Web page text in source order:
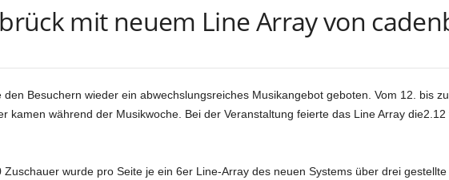
mit neuem Line Array von
Besuchern wieder ein abwechslungsreiches Musikangebot geboten. Vom 12. bis
kamen während der Musikwoche. Bei der Veranstaltung feierte das Line Array
wurde pro Seite je ein 6er Line-Array des neuen Systems über drei